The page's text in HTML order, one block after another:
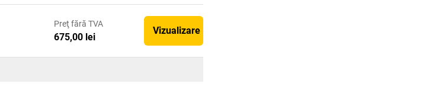
Preţ fără TVA
675,00 lei
Vizualizare